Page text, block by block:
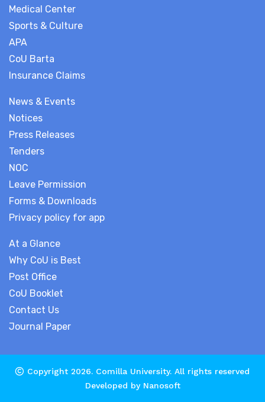
News & Events
Notices
Press Releases
Tenders
NOC
Leave Permission
Forms & Downloads
Privacy policy for app
At a Glance
Why CoU is Best
Post Office
CoU Booklet
Contact Us
Journal Paper
Medical Center
Sports & Culture
APA
CoU Barta
Insurance Claims
Copyright 2026. Comilla University. All rights reserved
Developed by Nanosoft